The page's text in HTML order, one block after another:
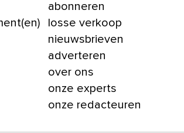
abonneren
losse verkoop
nieuwsbrieven
adverteren
over ons
onze experts
onze redacteuren